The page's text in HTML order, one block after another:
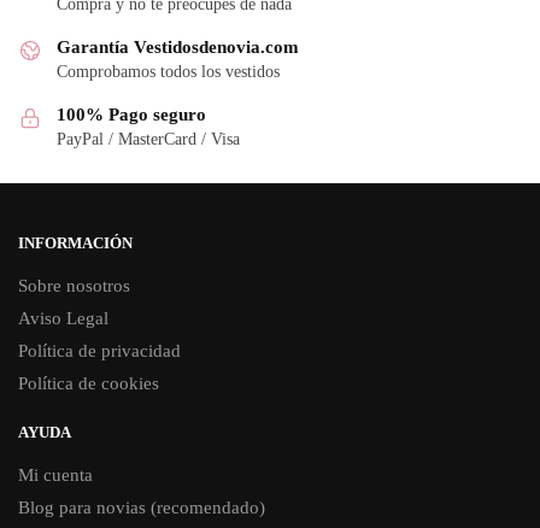
Compra y no te preocupes de nada
Garantía Vestidosdenovia.com
Comprobamos todos los vestidos
100% Pago seguro
PayPal / MasterCard / Visa
INFORMACIÓN
Sobre nosotros
Aviso Legal
Política de privacidad
Política de cookies
AYUDA
Mi cuenta
Blog para novias (recomendado)